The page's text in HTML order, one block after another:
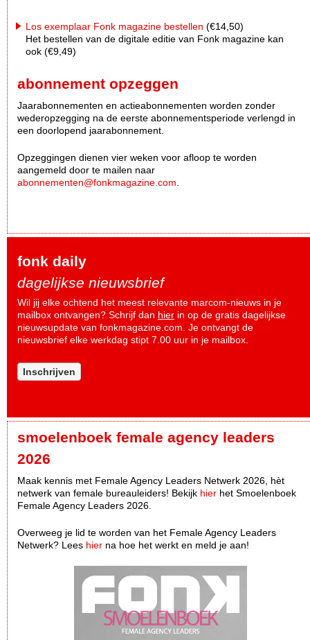
Los exemplaar Fonk magazine bestellen (€14,50)
Het bestellen van de digitale editie van Fonk magazine kan
ook (€9,49)
abonnement opzeggen
Jaarabonnementen en actieabonnementen worden zonder
wederopzegging na de eerste abonnementsperiode verlengd in
een doorlopend jaarabonnement.
Opzeggingen dienen vier weken voor afloop te worden
aangemeld door te mailen naar
abonnementen@fonkmagazine.com
fonk daily
dagelijkse nieuwsbrief
Wil jij elke ochtend het meest relevante marcom-nieuws in je
mailbox ontvangen? Schrijf dan hier in op de gratis dagelijkse
nieuwsupdate van fonkmagazine.com. Je ontvangt de
nieuwsbrief elke werkdag stipt 7.00 uur in je mailbox.
Inschrijven
smoelenboek female agency leaders
2026
Maak kennis met Female Agency Leaders Netwerk 2026, hèt
netwerk van female bureauleiders! Bekijk hier het Smoelenboek
Female Agency Leaders 2026.
Overweeg je lid te worden van het Female Agency Leaders
Netwerk? Lees hier na hoe het werkt en meld je aan!